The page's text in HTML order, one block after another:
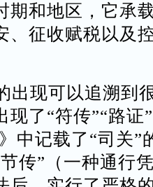
期和地区，它承
、征收赋税以及
现可以追溯到
现了“符传”“路证
中记载了“司关”
传”（一种通行